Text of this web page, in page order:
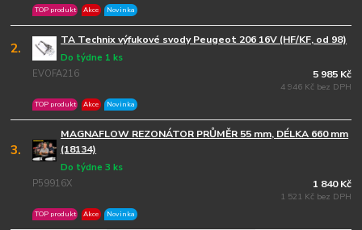
TOP produkt Akce Novinka
2. TA Technix výfukové svody Peugeot 206 16V (HF/KF, od 98)
EVOFA216
Do týdne 1 ks
TOP produkt Akce Novinka
5 985 Kč
4 946 Kč bez DPH
3.
MAGNAFLOW REZONÁTOR PRŮMĚR 55 mm, DÉLKA 660 mm
(18134)
P59916X
Do týdne 3 ks
TOP produkt Akce Novinka
1 840 Kč
1 521 Kč bez DPH